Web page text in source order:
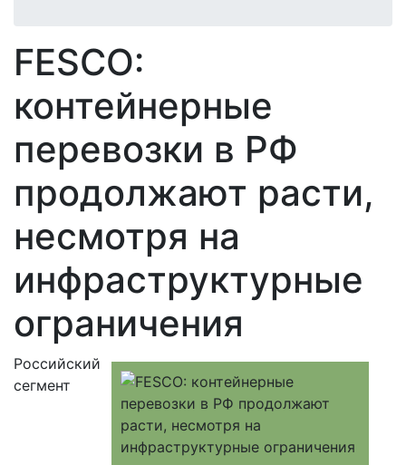
FESCO:
контейнерные
перевозки в РФ
продолжают расти,
несмотря на
инфраструктурные
ограничения
Российский
сегмент